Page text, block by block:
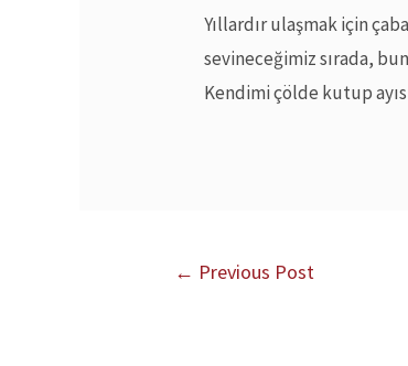
Yıllardır ulaşmak için
sevineceğimiz sırada,
Kendimi çölde kutup
← Previous Post